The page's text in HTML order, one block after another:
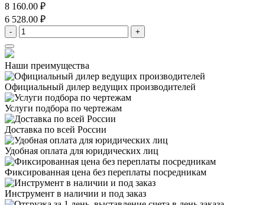
8 160.00 ₽
6 528.00 ₽
- +
Наши преимущества
Официальный дилер ведущих производителей
Услуги подбора по чертежам
Доставка по всей России
Удобная оплата для юридических лиц
Фиксированная цена без переплаты посредникам
Инструмент в наличии и под заказ